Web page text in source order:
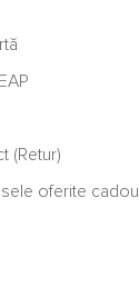
(Retur)
oferite cadou